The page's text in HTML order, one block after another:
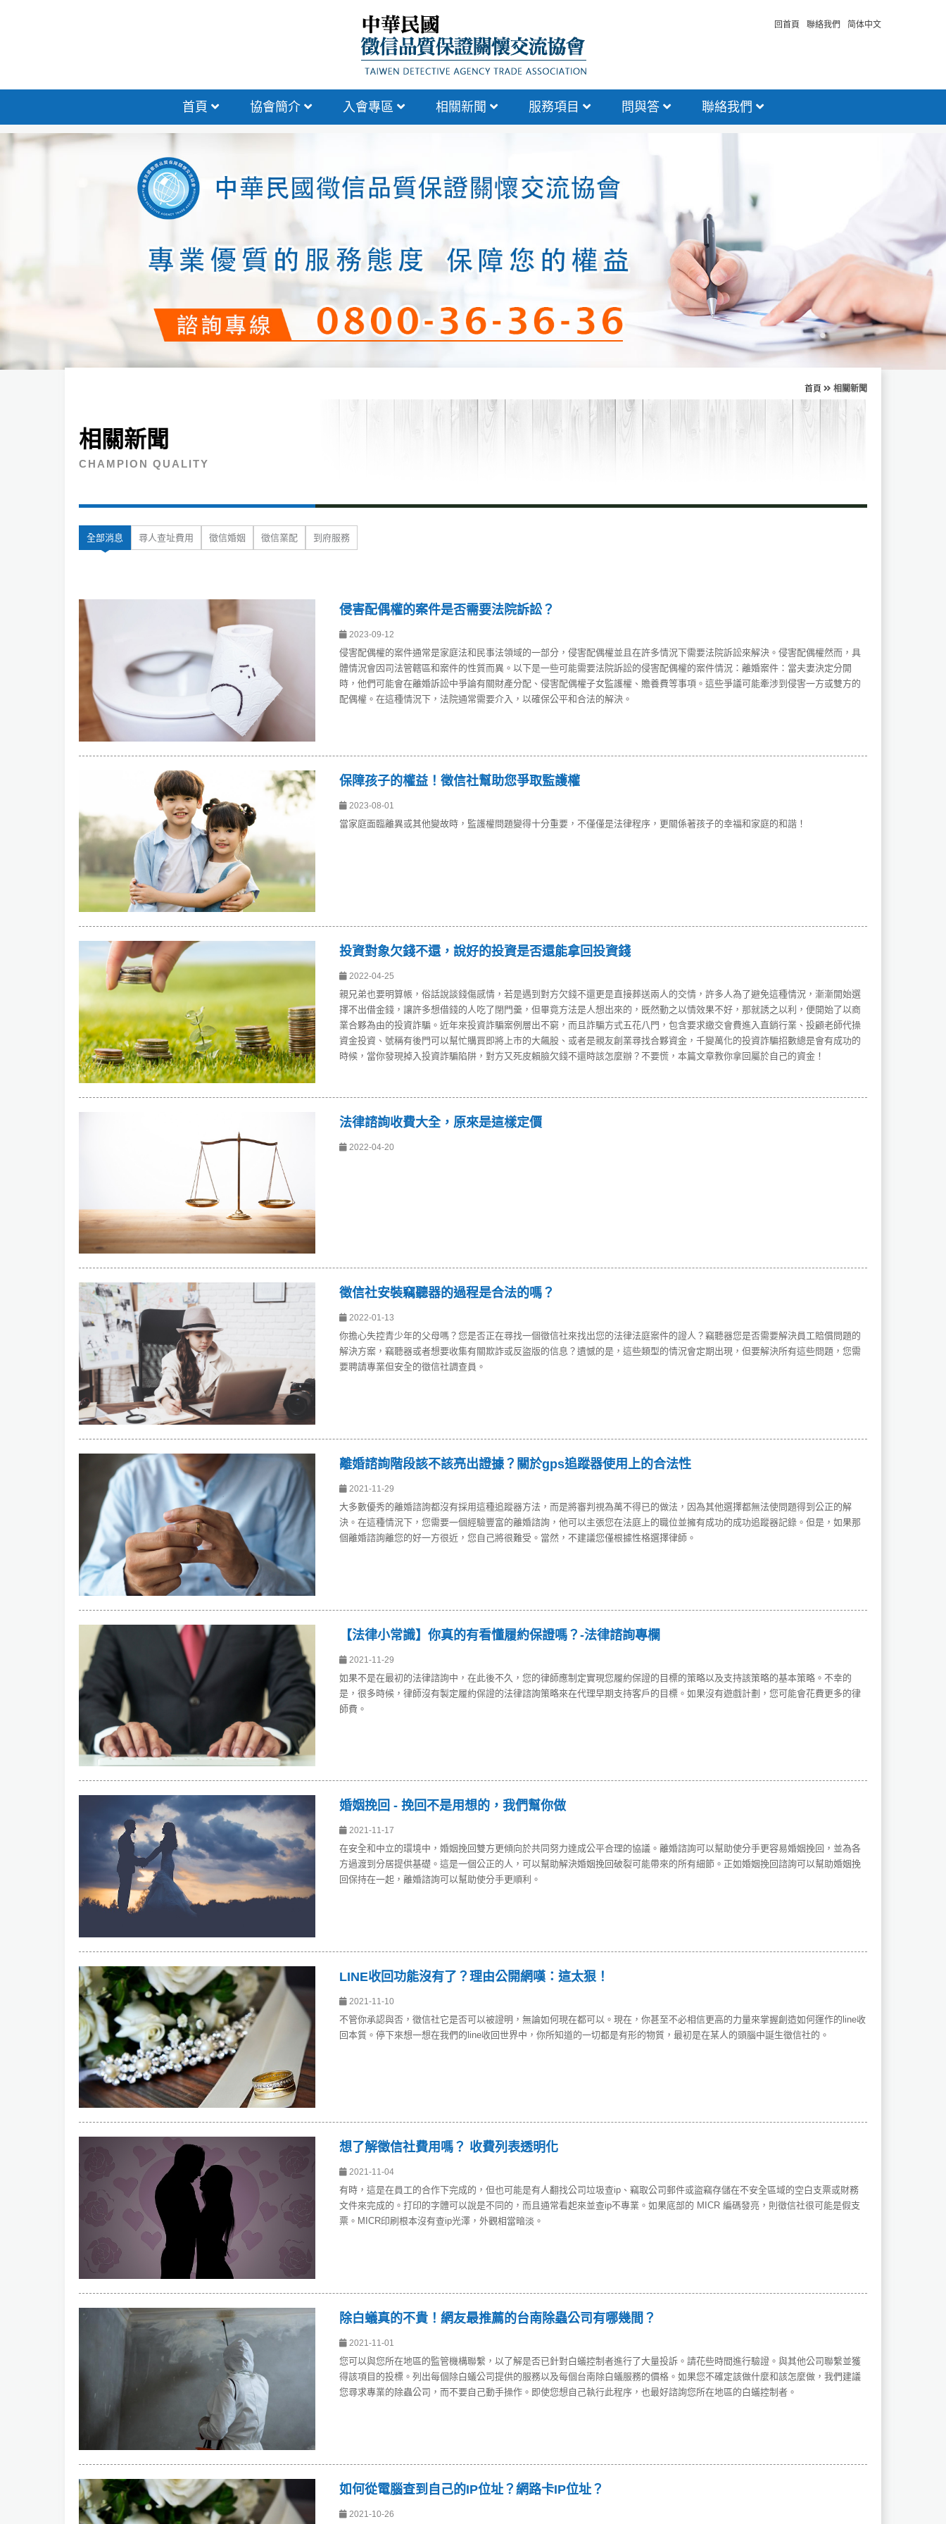
回首頁 聯絡我們 简体中文
首頁 協會簡介 入會專區 相關新聞 服務項目 問與答 聯絡我們
首頁 相關新聞
相關新聞
CHAMPION QUALITY
全部消息 尋人查址費用 徵信婚姻 徵信業配 到府服務
侵害配偶權的案件是否需要法院訴訟？
2023-09-12
侵害配偶權的案件通常是家庭法和民事法領域的一部分，侵害配偶權並且在許多情況下需要法院訴訟來解決。侵害配偶權然而，具
體情況會因司法管轄區和案件的性質而異。以下是一些可能需要法院訴訟的侵害配偶權的案件情況：離婚案件：當夫妻決定分開
時，他們可能會在離婚訴訟中爭論有關財產分配、侵害配偶權子女監護權、贍養費等事項。這些爭議可能牽涉到侵害一方或雙方的
配偶權。在這種情況下，法院通常需要介入，以確保公平和合法的解決。
保障孩子的權益！徵信社幫助您爭取監護權
2023-08-01
當家庭面臨離異或其他變故時，監護權問題變得十分重要，不僅僅是法律程序，更關係著孩子的幸福和家庭的和諧！
投資對象欠錢不還，說好的投資是否還能拿回投資錢
2022-04-25
親兄弟也要明算帳，俗話說談錢傷感情，若是遇到對方欠錢不還更是直接葬送兩人的交情，許多人為了避免這種情況，漸漸開始選
擇不出借金錢，讓許多想借錢的人吃了閉門羹，但畢竟方法是人想出來的，既然動之以情效果不好，那就誘之以利，便開始了以商
業合夥為由的投資詐騙。近年來投資詐騙案例層出不窮，而且詐騙方式五花八門，包含要求繳交會費進入直銷行業、投顧老師代操
資金投資、號稱有後門可以幫忙購買即將上市的大飆股、或者是親友創業尋找合夥資金，千變萬化的投資詐騙招數總是會有成功的
時候，當你發現掉入投資詐騙陷阱，對方又死皮賴臉欠錢不還時該怎麼辦？不要慌，本篇文章教你拿回屬於自己的資金！
法律諮詢收費大全，原來是這樣定價
2022-04-20
徵信社安裝竊聽器的過程是合法的嗎？
2022-01-13
你擔心失控青少年的父母嗎？您是否正在尋找一個徵信社來找出您的法律法庭案件的證人？竊聽器您是否需要解決員工賠償問題的
解決方案，竊聽器或者想要收集有關欺詐或反盜版的信息？遺憾的是，這些類型的情況會定期出現，但要解決所有這些問題，您需
要聘請專業但安全的徵信社調查員。
離婚諮詢階段該不該亮出證據？關於gps追蹤器使用上的合法性
2021-11-29
大多數優秀的離婚諮詢都沒有採用這種追蹤器方法，而是將審判視為萬不得已的做法，因為其他選擇都無法使問題得到公正的解
決。在這種情況下，您需要一個經驗豐富的離婚諮詢，他可以主張您在法庭上的職位並擁有成功的成功追蹤器記錄。但是，如果那
個離婚諮詢離您的好一方很近，您自己將很難受。當然，不建議您僅根據性格選擇律師。
【法律小常識】你真的有看懂履約保證嗎？-法律諮詢專欄
2021-11-29
如果不是在最初的法律諮詢中，在此後不久，您的律師應制定實現您履約保證的目標的策略以及支持該策略的基本策略。不幸的
是，很多時候，律師沒有製定履約保證的法律諮詢策略來在代理早期支持客戶的目標。如果沒有遊戲計劃，您可能會花費更多的律
師費。
婚姻挽回 - 挽回不是用想的，我們幫你做
2021-11-17
在安全和中立的環境中，婚姻挽回雙方更傾向於共同努力達成公平合理的協議。離婚諮詢可以幫助使分手更容易婚姻挽回，並為各
方過渡到分居提供基礎。這是一個公正的人，可以幫助解決婚姻挽回破裂可能帶來的所有細節。正如婚姻挽回諮詢可以幫助婚姻挽
回保持在一起，離婚諮詢可以幫助使分手更順利。
LINE收回功能沒有了？理由公開網嘆：這太狠！
2021-11-10
不管你承認與否，徵信社它是否可以被證明，無論如何現在都可以。現在，你甚至不必相信更高的力量來掌握創造如何運作的line收
回本質。停下來想一想在我們的line收回世界中，你所知道的一切都是有形的物質，最初是在某人的頭腦中誕生徵信社的。
想了解徵信社費用嗎？ 收費列表透明化
2021-11-04
有時，這是在員工的合作下完成的，但也可能是有人翻找公司垃圾查ip、竊取公司郵件或盜竊存儲在不安全區域的空白支票或財務
文件來完成的。打印的字體可以說是不同的，而且通常看起來並查ip不專業。如果底部的 MICR 編碼發亮，則徵信社很可能是假支
票。MICR印刷根本沒有查ip光澤，外觀相當暗淡。
除白蟻真的不貴！網友最推薦的台南除蟲公司有哪幾間？
2021-11-01
您可以與您所在地區的監管機構聯繫，以了解是否已針對白蟻控制者進行了大量投訴。請花些時間進行驗證。與其他公司聯繫並獲
得該項目的投標。列出每個除白蟻公司提供的服務以及每個台南除白蟻服務的價格。如果您不確定該做什麼和該怎麼做，我們建議
您尋求專業的除蟲公司，而不要自己動手操作。即使您想自己執行此程序，也最好諮詢您所在地區的白蟻控制者。
如何從電腦查到自己的IP位址？網路卡IP位址？
2021-10-26